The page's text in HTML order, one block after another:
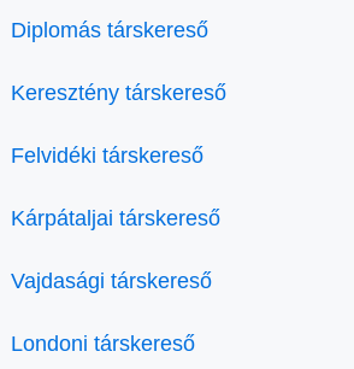
Diplomás társkereső
Keresztény társkereső
Felvidéki társkereső
Kárpátaljai társkereső
Vajdasági társkereső
Londoni társkereső